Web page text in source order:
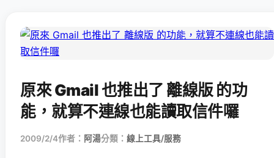
原來 Gmail 也推出了 離線版 的功
能，就算不連線也能讀取信件囉
2009/2/4作者： 阿湯分類： 線上工具/服務